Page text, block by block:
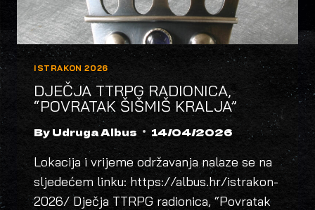
FILMA
NA
ISTRAKONU.
ISTRAKON 2026
DJEČJA TTRPG RADIONICA,
“POVRATAK ŠIŠMIŠ KRALJA”
ByUdruga Albus 14/04/2026
Lokacija i vrijeme održavanja nalaze se na
sljedećem linku: https://albus.hr/istrakon-
2026/ Dječja TTRPG radionica, “Povratak